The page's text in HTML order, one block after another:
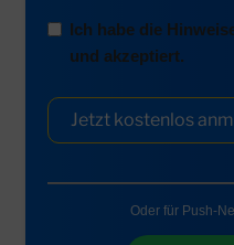
Ich habe die
und akzeptiert.
Jetzt kostenlos
Oder für Push-